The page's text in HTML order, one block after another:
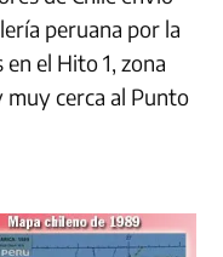
peruana por la
el Hito 1, zona
cerca al Punto